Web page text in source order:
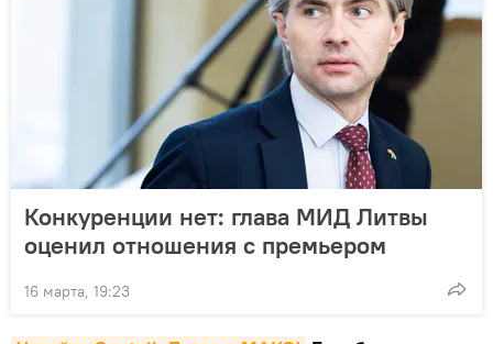
Конкуренции нет: глава МИД Литвы
оценил отношения с премьером
16 марта, 19:23